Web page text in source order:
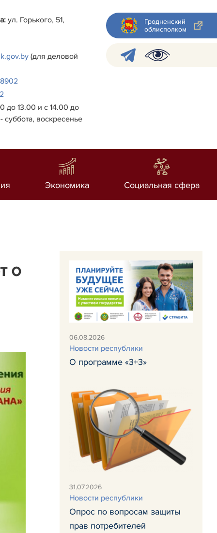
ул. Горького, 51,
(для деловой
до 13.00 и с 14.00 до
суббота, воскресенье
Гродненский
облисполком
Экономика Социальная сфера
о
06.08.2026
Новости республики
О программе «3+3»
31.07.2026
Новости республики
Опрос по вопросам защиты
прав потребителей